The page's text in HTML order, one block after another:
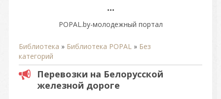
...
POPAL.by-молодежный портал
Библиотека » Библиотека POPAL » Без
категорий
Перевозки на Белорусской
железной дороге